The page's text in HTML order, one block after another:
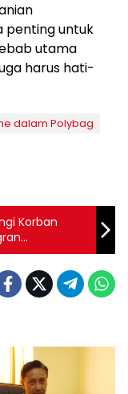
penting untuk
utama
harus hati-
dalam Polybag
Korban